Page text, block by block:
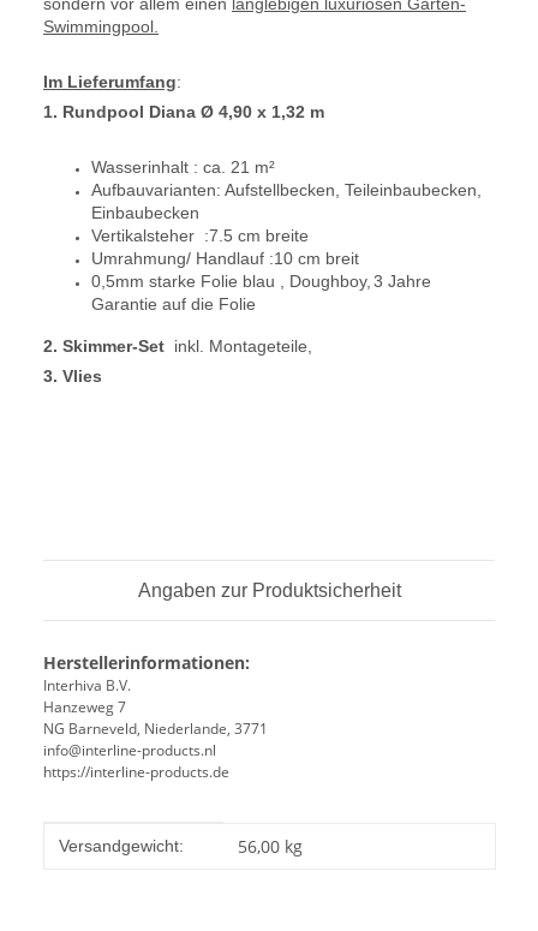
Swimmingpool.
Im Lieferumfang:
1. Rundpool Diana Ø 4,90 x 1,32 m
Wasserinhalt : ca. 21 m²
Aufbauvarianten: Aufstellbecken, Teileinbaubecken,
Einbaubecken
Vertikalsteher :7.5 cm breite
Umrahmung/ Handlauf :10 cm breit
0,5mm starke Folie blau , Doughboy, 3 Jahre
Garantie auf die Folie
2. Skimmer-Set inkl. Montageteile,
3. Vlies
Angaben zur Produktsicherheit
Herstellerinformationen:
Interhiva B.V.
Hanzeweg 7
NG Barneveld, Niederlande, 3771
info@interline-products.nl
https://interline-products.de
Produkteigenschaft
Wert
Versandgewicht: 56,00 kg